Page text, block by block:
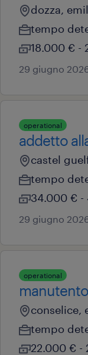
dozza,
tempo
18.000 € -
29 giugno
operational
addetto
castel
tempo
34.000 € -
29 giugno
operational
conselice,
tempo
22.000 € -